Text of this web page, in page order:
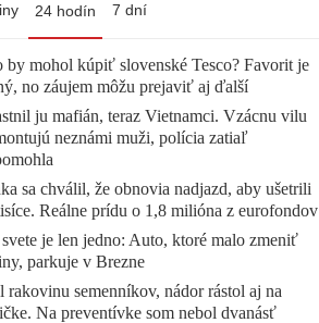
24 hodín 7 dní
by mohol kúpiť slovenské Tesco? Favorit je
no záujem môžu prejaviť aj ďalší
ju mafián, teraz Vietnamci. Vzácnu vilu
neznámi muži, polícia zatiaľ
sa chválil, že obnovia nadjazd, aby ušetrili
Reálne prídu o 1,8 milióna z eurofondov
je len jedno: Auto, ktoré malo zmeniť
parkuje v Brezne
rakovinu semenníkov, nádor rástol aj na
Na preventívke som nebol dvanásť